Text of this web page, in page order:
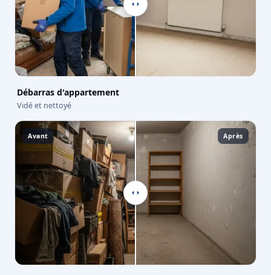
Débarras d'appartement
Vidé et nettoyé
Avant Après